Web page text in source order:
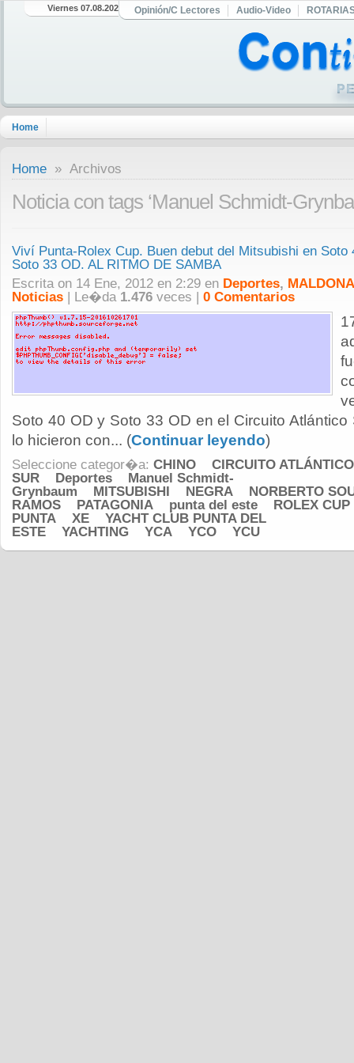
Viernes 07.08.2026 Opinión/C Lectores Audio-Video
Home
Home » Archivos
Noticia con tags ‘Manuel Schmidt-
Viví Punta-Rolex Cup. Buen debut del Mitsubishi en Soto
Soto 33 OD. AL RITMO DE SAMBA
Escrita on 14 Ene, 2012 en 2:29 en Deportes,
Noticias | Le�da 1.476 veces | 0 Comentarios
Soto 40 OD y Soto 33 OD en el Circuito
lo hicieron con... (Continuar leyendo)
Seleccione categor�a: CHINO
CIRCUITO ATLÁNTICO
SUR
Deportes
Manuel Schmidt-
Grynbaum
MITSUBISHI NEGRA
NORBERTO
RAMOS
PATAGONIA punta del este
ROLEX CUP
PUNTA
XE
YACHT CLUB PUNTA DEL
ESTE
YACHTING YCA YCO YCU